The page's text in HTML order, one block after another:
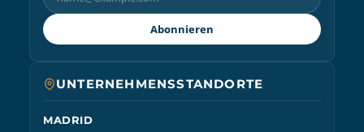
Abonnieren
UNTERNEHMENSSTANDORTE
MADRID